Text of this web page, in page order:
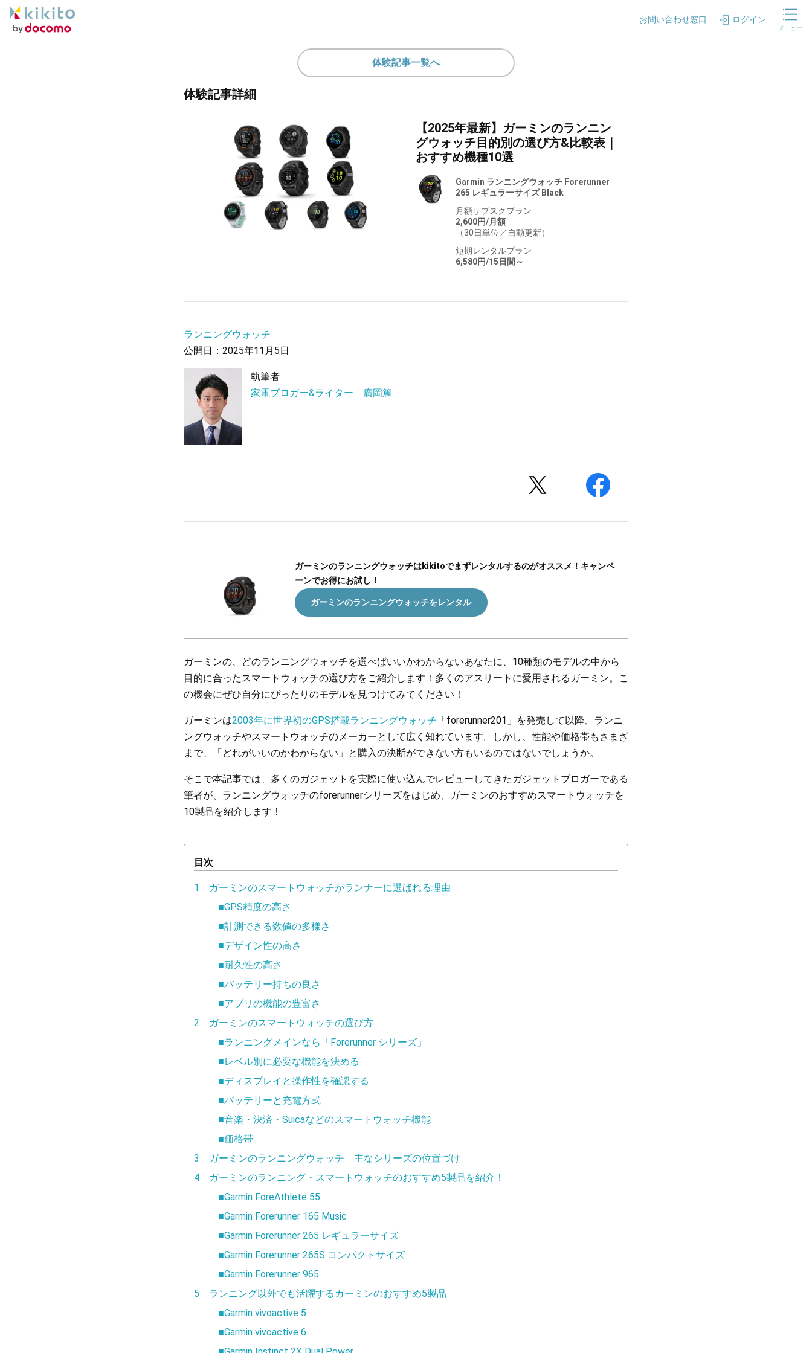
お問い合わせ窓口 ログイン
メニュー
体験記事一覧へ
体験記事詳細
【2025年最新】ガーミンのランニン
グウォッチ目的別の選び方&比較表｜
おすすめ機種10選
Garmin ランニングウォッチ Forerunner
265 レギュラーサイズ Black
月額サブスクプラン
2,600円/月額
（30日単位／自動更新）
短期レンタルプラン
6,580円/15日間～
ランニングウォッチ
公開日：2025年11月5日
執筆者
家電ブロガー&ライター 廣岡篤
ガーミンのランニングウォッチはkikitoでまずレンタルするのがオススメ！キャンペ
ーンでお得にお試し！
ガーミンのランニングウォッチをレンタル
ガーミンの、どのランニングウォッチを選べばいいかわからないあなたに、10種類のモデルの中から
目的に合ったスマートウォッチの選び方をご紹介します！多くのアスリートに愛用されるガーミン。こ
の機会にぜひ自分にぴったりのモデルを見つけてみてください！
ガーミンは2003年に世界初のGPS搭載ランニングウォッチ 「forerunner201」を発売して以降、ランニ
ングウォッチやスマートウォッチのメーカーとして広く知れています。しかし、性能や価格帯もさまざ
まで、「どれがいいのかわからない」と購入の決断ができない方もいるのではないでしょうか。
そこで本記事では、多くのガジェットを実際に使い込んでレビューしてきたガジェットブロガーである
筆者が、ランニングウォッチのforerunnerシリーズをはじめ、ガーミンのおすすめスマートウォッチを
10製品を紹介します！
目次
1 ガーミンのスマートウォッチがランナーに選ばれる理由
■GPS精度の高さ
■計測できる数値の多様さ
■デザイン性の高さ
■耐久性の高さ
■バッテリー持ちの良さ
■アプリの機能の豊富さ
2 ガーミンのスマートウォッチの選び方
■ランニングメインなら「Forerunner シリーズ」
■レベル別に必要な機能を決める
■ディスプレイと操作性を確認する
■バッテリーと充電方式
■音楽・決済・Suicaなどのスマートウォッチ機能
■価格帯
3 ガーミンのランニングウォッチ 主なシリーズの位置づけ
4 ガーミンのランニング・スマートウォッチのおすすめ5製品を紹介！
■Garmin ForeAthlete 55
■Garmin Forerunner 165 Music
■Garmin Forerunner 265 レギュラーサイズ
■Garmin Forerunner 265S コンパクトサイズ
■Garmin Forerunner 965
5 ランニング以外でも活躍するガーミンのおすすめ5製品
■Garmin vivoactive 5
■Garmin vivoactive 6